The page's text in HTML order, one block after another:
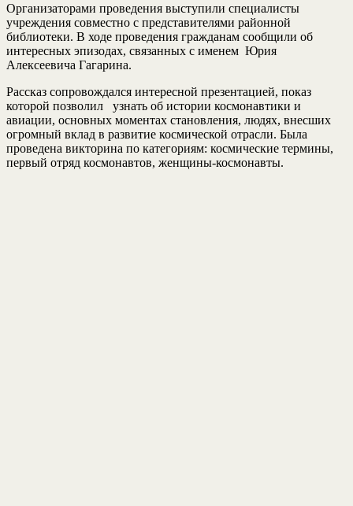
Организаторами проведения выступили специалисты
учреждения совместно с представителями районной
библиотеки. В ходе проведения гражданам сообщили об
интересных эпизодах, связанных с именем Юрия
Алексеевича Гагарина.
Рассказ сопровождался интересной презентацией, показ
которой позволил узнать об истории космонавтики и
авиации, основных моментах становления, людях, внесших
огромный вклад в развитие космической отрасли. Была
проведена викторина по категориям: космические термины,
первый отряд космонавтов, женщины-космонавты.